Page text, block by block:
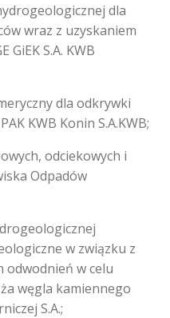
dla
wraz z uzyskaniem
GiEK S.A. KWB
dla odkrywki
KWB Konin S.A.KWB;
odciekowych i
Odpadów
w związku z
odwodnień w celu
węgla kamiennego
S.A.;